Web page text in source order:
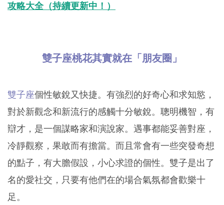
攻略大全（持續更新中！）
雙子座桃花其實就在「朋友圈」
雙子座個性敏銳又快捷。有強烈的好奇心和求知慾，
對於新觀念和新流行的感觸十分敏銳。聰明機智，有
辯才，是一個謀略家和演說家。遇事都能妥善對座，
冷靜觀察，果敢而有擔當。而且常會有一些突發奇想
的點子，有大膽假設，小心求證的個性。雙子是出了
名的愛社交，只要有他們在的場合氣氛都會歡樂十
足。